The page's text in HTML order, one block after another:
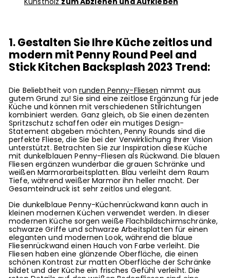
1. Gestalten Sie Ihre Küche zeitlos und
modern mit Penny Round Peel and
Stick Kitchen Backsplash 2023 Trend:
Die Beliebtheit von runden Penny-Fliesen nimmt aus
gutem Grund zu! Sie sind eine zeitlose Ergänzung für jede
Küche und können mit verschiedenen Stilrichtungen
kombiniert werden. Ganz gleich, ob Sie einen dezenten
Spritzschutz schaffen oder ein mutiges Design-
Statement abgeben möchten, Penny Rounds sind die
perfekte Fliese, die Sie bei der Verwirklichung Ihrer Vision
unterstützt. Betrachten Sie zur Inspiration diese Küche
mit dunkelblauen Penny-Fliesen als Rückwand. Die blauen
Fliesen ergänzen wunderbar die grauen Schränke und
weißen Marmorarbeitsplatten. Blau verleiht dem Raum
Tiefe, während weißer Marmor ihn heller macht. Der
Gesamteindruck ist sehr zeitlos und elegant.
Die dunkelblaue Penny-Küchenrückwand kann auch in
kleinen modernen Küchen verwendet werden. In dieser
modernen Küche sorgen weiße Flachbildschirmschränke,
schwarze Griffe und schwarze Arbeitsplatten für einen
eleganten und modernen Look, während die blaue
Fliesenrückwand einen Hauch von Farbe verleiht. Die
Fliesen haben eine glänzende Oberfläche, die einen
schönen Kontrast zur matten Oberfläche der Schränke
bildet und der Küche ein frisches Gefühl verleiht. Die